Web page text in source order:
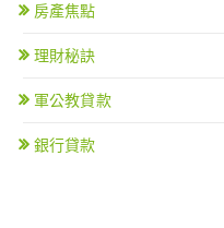
房產焦點
理財秘訣
軍公教貸款
銀行貸款